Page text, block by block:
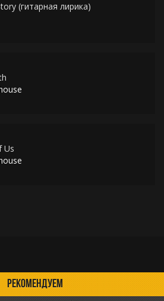
(гитарная лирика)
Us
РЕКОМЕНДУЕМ